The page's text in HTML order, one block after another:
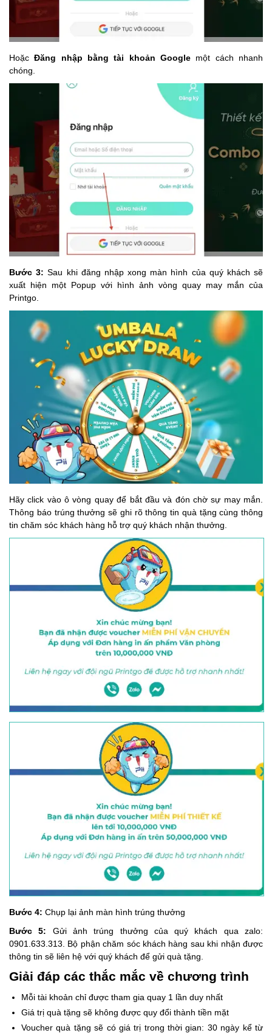
HoặcĐăng nhập bằng tài khoản Google một cách nhanh
chóng.
Bước 3: Sau khi đăng nhập xong màn hình của quý khách sẽ
xuất hiện một Popup với hình ảnh vòng quay may mắn của
Printgo.
Hãy click vào ô vòng quay để bắt đầu và đón chờ sự may mắn.
Thông báo trúng thưởng sẽ ghi rõ thông tin quà tặng cùng thông
tin chăm sóc khách hàng hỗ trợ quý khách nhận thưởng.
Bước 4: Chụp lại ảnh màn hình trúng thưởng
Bước 5: Gửi ảnh trúng thưởng của quý khách qua zalo:
0901.633.313. Bộ phận chăm sóc khách hàng sau khi nhận được
thông tin sẽ liên hệ với quý khách để gửi quà tặng.
Giải đáp các thắc mắc về chương trình
Mỗi tài khoản chỉ được tham gia quay 1 lần duy nhất
Giá trị quà tặng sẽ không được quy đổi thành tiền mặt
Voucher quà tặng sẽ có giá trị trong thời gian: 30 ngày kể từ